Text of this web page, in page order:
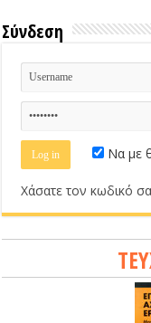
Σύνδεση
Να με
Χάσατε τον κωδικό